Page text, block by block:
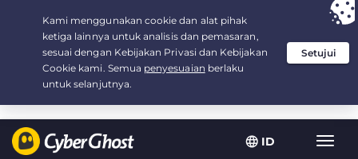
ID
Your choice:The Best Dealfor 3.3333333333333-years at $
/month